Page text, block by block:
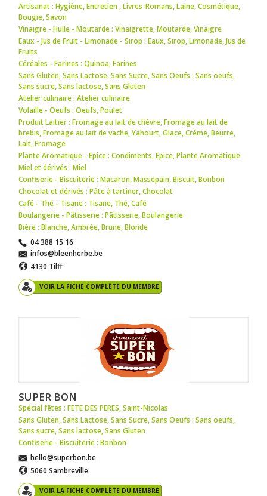
Artisanat : Hygiène,Entretien ,Livres-Romans,Laine,Cosmétique,
Bougie,Savon
Vinaigre - Huile - Moutarde : Vinaigrette,Moutarde,Vinaigre
Eaux - Jus de Fruit - Limonade - Sirop : Eaux,Sirop,Limonade,Jus de
Fruits
Céréales - Farines : Quinoa,Farines
Sans Gluten, Sans Lactose, Sans Sucre, Sans Oeufs : Sans oeufs,
Sans sucre,Sans lactose,Sans Gluten
Atelier culinaire : Atelier culinaire
Volaille - Oeufs : Oeufs,Poulet
Produit Laitier : Fromage au lait de chèvre,Fromage au lait de
brebis,Fromage au lait de vache,Yahourt,Glace,Crème,Beurre,
Lait,Fromage
Plante Aromatique - Epice : Condiments,Epice,Plante Aromatique
Miel et dérivés : Miel
Confiserie - Biscuiterie : Macaron,Massepain,Biscuit,Bonbon
Chocolat et dérivés : Pâte à tartiner,Chocolat
Café - Thé - Tisane : Tisane, Thé,Café
Boulangerie - Pâtisserie : Pâtisserie,Boulangerie
Bière : Blanche,Ambrée,Brune,Blonde
04 388 15 16
infos@bleenherbe.be
4130 Tilff
VOIR LA FICHE COMPLÈTE DU MEMBRE
SUPER BON
Spécial fêtes : FETE DES PERES,Saint-Nicolas
Sans Gluten, Sans Lactose, Sans Sucre, Sans Oeufs : Sans oeufs,
Sans sucre,Sans lactose,Sans Gluten
Confiserie - Biscuiterie : Bonbon
hello@superbon.be
5060 Sambreville
VOIR LA FICHE COMPLÈTE DU MEMBRE